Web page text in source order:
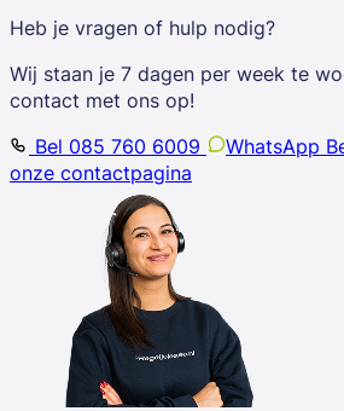
Heb je vragen of hulp nodig?
Wij staan je 7 dagen per week te
contact met ons op!
Bel 085 760 6009
WhatsApp
onze contactpagina